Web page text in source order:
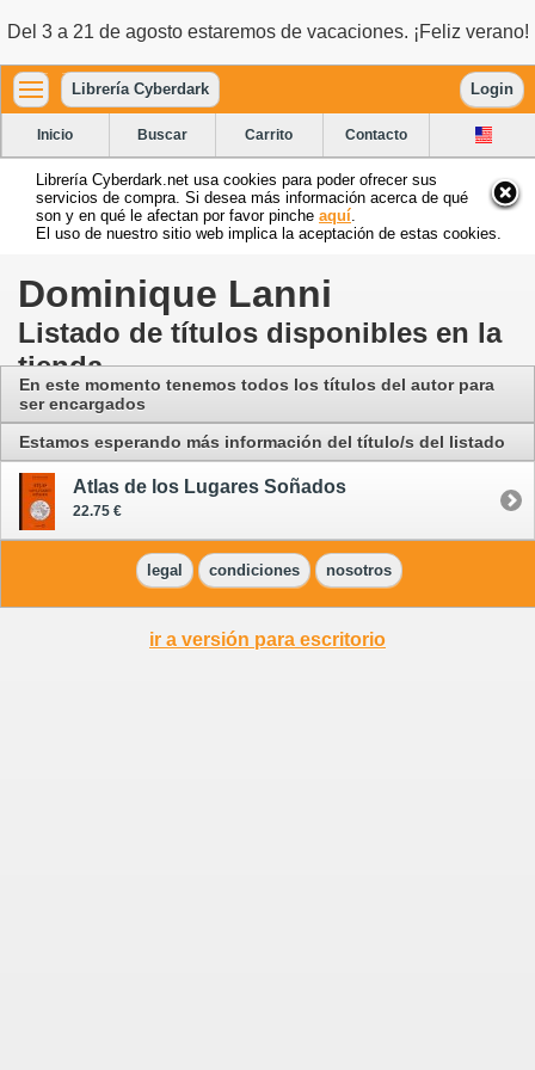
Del 3 a 21 de agosto estaremos de vacaciones. ¡Feliz verano!
Librería Cyberdark Login
Inicio Buscar Carrito Contacto
Librería Cyberdark.net usa cookies para poder ofrecer sus
servicios de compra. Si desea más información acerca de qué
son y en qué le afectan por favor pinche aquí
El uso de nuestro sitio web implica la aceptación de estas cookies.
Dominique Lanni
Listado de títulos disponibles en la
tienda
En este momento tenemos todos los títulos del autor para
ser encargados
Estamos esperando más información del título/s del listado
Atlas de los Lugares Soñados
22.75 €
legal condiciones nosotros
ir a versión para escritorio